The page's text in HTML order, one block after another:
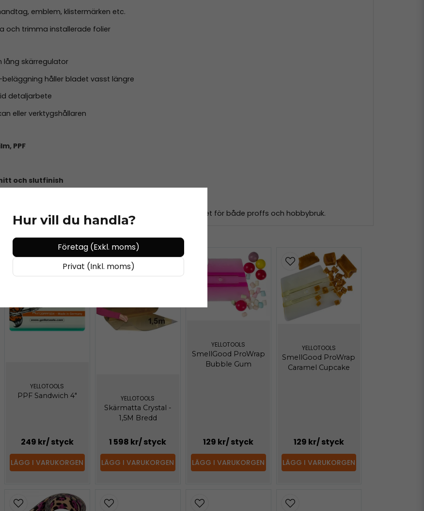
emblem, klistermärken etc.
och trimma installerade folier
lång skärregulator
håller bladet vasst längre
detaljarbete
eller verktygshållaren
PPF
och slutfinish
. TinnyCut visar varför Yellotools är förstahandsvalet för både proffs och hobbybruk.
YELLOTOOLS
PPF Sandwich 4"
249 kr/ styck
LÄGG I VARUKORGEN
YELLOTOOLS
Skärmatta Crystal -
1,5M Bredd
1 598 kr/ styck
LÄGG I VARUKORGEN
YELLOTOOLS
SmellGood ProWrap
Bubble Gum
129 kr/ styck
LÄGG I VARUKORGEN
YELLOTOOLS
SmellGood ProWrap
Caramel Cupcake
129 kr/ styck
LÄGG I VARUKORGEN
Hur vill du handla?
Företag (Exkl. moms)
Privat (Inkl. moms)